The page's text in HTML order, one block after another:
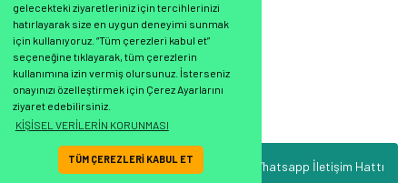
gelecekteki ziyaretleriniz için tercihlerinizi
hatırlayarak size en uygun deneyimi sunmak
için kullanıyoruz. “Tüm çerezleri kabul et”
seçeneğine tıklayarak, tüm çerezlerin
kullanımına izin vermiş olursunuz. İsterseniz
onayınızı özelleştirmek için Çerez Ayarlarını
ziyaret edebilirsiniz.
KİŞİSEL VERİLERİN KORUNMASI
TÜM ÇEREZLERİ KABUL ET Whatsapp İletişim Hattı
711,57 TL